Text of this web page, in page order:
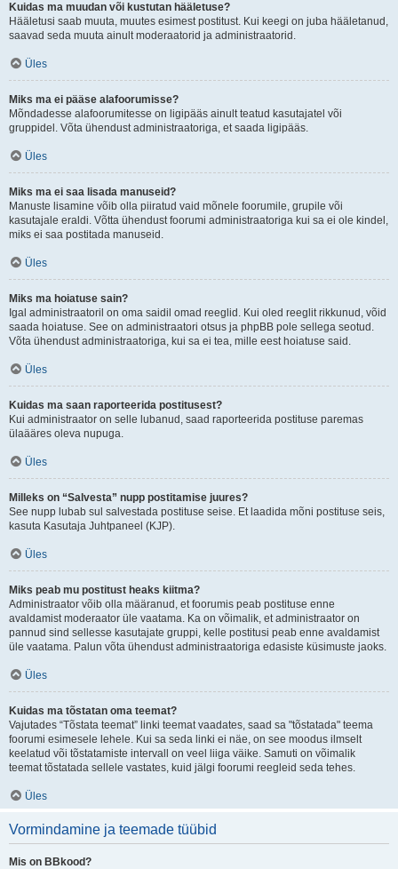
Kuidas ma muudan või kustutan hääletuse?
Hääletusi saab muuta, muutes esimest postitust. Kui keegi on juba hääletanud,
saavad seda muuta ainult moderaatorid ja administraatorid.
Üles
Miks ma ei pääse alafoorumisse?
Mõndadesse alafoorumitesse on ligipääs ainult teatud kasutajatel või
gruppidel. Võta ühendust administraatoriga, et saada ligipääs.
Üles
Miks ma ei saa lisada manuseid?
Manuste lisamine võib olla piiratud vaid mõnele foorumile, grupile või
kasutajale eraldi. Võtta ühendust foorumi administraatoriga kui sa ei ole kindel,
miks ei saa postitada manuseid.
Üles
Miks ma hoiatuse sain?
Igal administraatoril on oma saidil omad reeglid. Kui oled reeglit rikkunud, võid
saada hoiatuse. See on administraatori otsus ja phpBB pole sellega seotud.
Võta ühendust administraatoriga, kui sa ei tea, mille eest hoiatuse said.
Üles
Kuidas ma saan raporteerida postitusest?
Kui administraator on selle lubanud, saad raporteerida postituse paremas
ülaääres oleva nupuga.
Üles
Milleks on “Salvesta” nupp postitamise juures?
See nupp lubab sul salvestada postituse seise. Et laadida mõni postituse seis,
kasuta Kasutaja Juhtpaneel (KJP).
Üles
Miks peab mu postitust heaks kiitma?
Administraator võib olla määranud, et foorumis peab postituse enne
avaldamist moderaator üle vaatama. Ka on võimalik, et administraator on
pannud sind sellesse kasutajate gruppi, kelle postitusi peab enne avaldamist
üle vaatama. Palun võta ühendust administraatoriga edasiste küsimuste jaoks.
Üles
Kuidas ma tõstatan oma teemat?
Vajutades “Tõstata teemat” linki teemat vaadates, saad sa "tõstatada" teema
foorumi esimesele lehele. Kui sa seda linki ei näe, on see moodus ilmselt
keelatud või tõstatamiste intervall on veel liiga väike. Samuti on võimalik
teemat tõstatada sellele vastates, kuid jälgi foorumi reegleid seda tehes.
Üles
Vormindamine ja teemade tüübid
Mis on BBkood?